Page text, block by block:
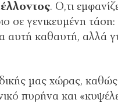
. Ο,τι
σε γενικευµένη τάση:
αυτή καθαυτή, αλλά
µας χώρας, καθώς
πυρήνα και